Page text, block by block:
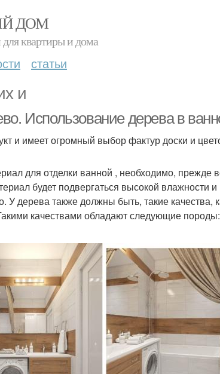
ДОМ
квартиры и дома
статьи
и
Использование дерева в
и имеет огромный выбор фактур доски и
для отделки ванной , необходимо, прежде
будет подвергаться высокой влажности
У дерева также должны быть, такие качества,
качествами обладают следующие